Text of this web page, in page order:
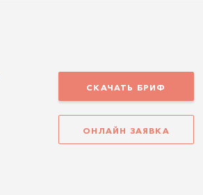
СКАЧАТЬ БРИФ
ОНЛАЙН ЗАЯВКА